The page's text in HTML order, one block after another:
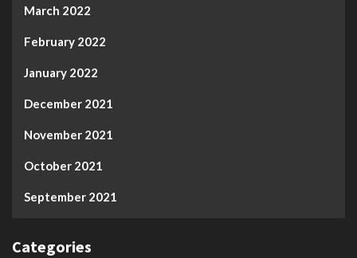
March 2022
February 2022
January 2022
December 2021
November 2021
October 2021
September 2021
Categories